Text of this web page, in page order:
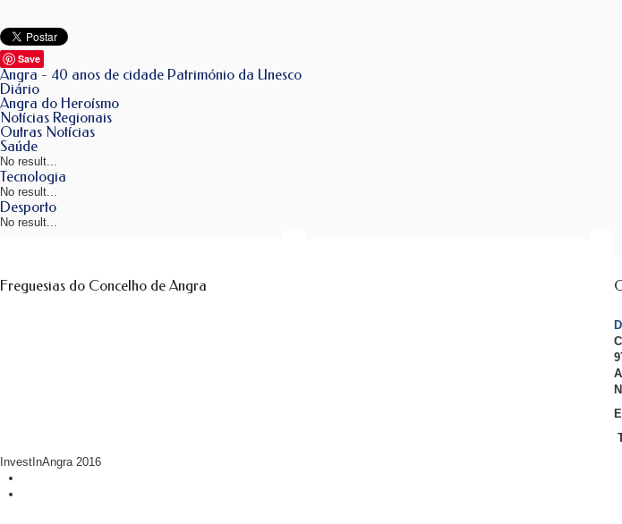
Save
Angra - 40 anos de cidade Património da Unesco
Diário
Angra do Heroísmo
Notícias Regionais
Outras Notícias
Saúde
No result...
Tecnologia
No result...
Desporto
No result...
Freguesias do Concelho de Angra
InvestInAngra 2016